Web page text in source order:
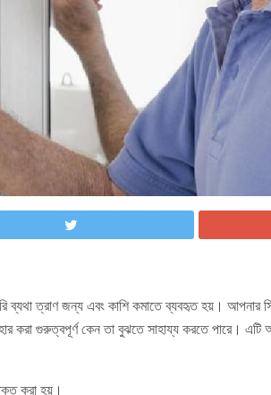
ত্রাণ জন্য এবং কাশি কমাতে ব্যবহৃত হয়। আপনার
করা গুরুত্বপূর্ণ কেন তা বুঝতে সাহায্য করতে পারে।
করা হয়।